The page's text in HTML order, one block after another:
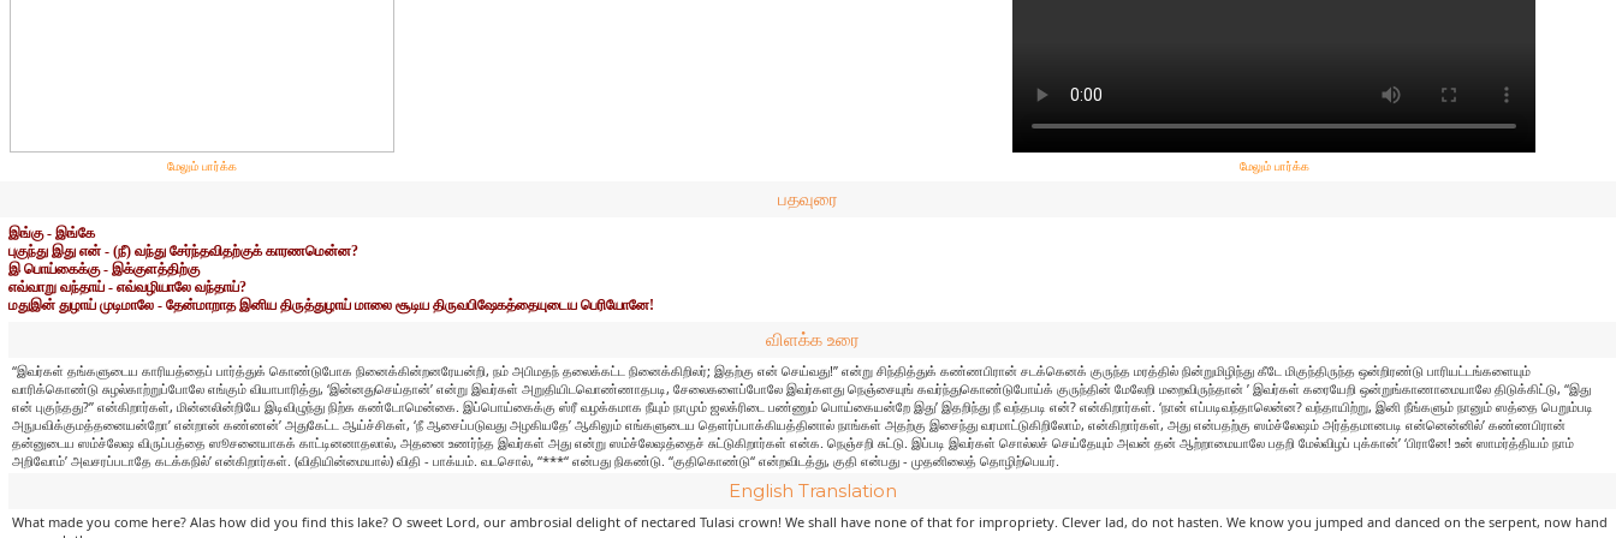
மேலும் பார்க்க மேலும் பார்க்க
பதவுரை
இங்கு - இங்கே
புகுந்து இது என் - (நீ) வந்து சேர்ந்தவிதற்குக் காரணமென்ன?
இ பொய்கைக்கு - இக்குளத்திற்கு
எவ்வாறு வந்தாய் - எவ்வழியாலே வந்தாய்?
மதுஇன் துழாய் முடிமாலே - தேன்மாறாத இனிய திருத்துழாய் மாலை சூடிய திருவபிஷேகத்தையுடைய பெரியோனே!
விளக்க உரை
“இவர்கள் தங்களுடைய காரியத்தைப் பார்த்துக் கொண்டுபோக நினைக்கின்றனரேயன்றி, நம் அபிமதந் தலைக்கட்ட நினைக்கிறிலர்; இதற்கு என் செய்வது!” என்று சிந்தித்துக் கண்ணபிரான் சடக்கெனக் குருந்த மரத்தில் நின்றுமிழிந்து கீடே மிகுந்திருந்த ஒன்றிரண்டு பாரியட்டங்களையும்
வாரிக்கொண்டு சுழல்காற்றுப்போலே எங்கும் வியாபாரித்து, ‘இன்னதுசெய்தான்’ என்று இவர்கள் அறுதியிடவொண்ணாதபடி, சேலைகளைப்போலே இவர்களது நெஞ்சையுங் கவர்ந்துகொண்டுபோய்க் குருந்தின் மேலேறி மறைவிருந்தான் ’ இவர்கள் கரையேறி ஒன்றுங்காணாமையாலே திடுக்கிட்டு, “இது
என் புகுந்தது?” என்கிறார்கள், மின்னலின்றியே இடிவிழுந்து நிற்க கண்டோமென்கை. இப்பொய்கைக்கு ஸ்ரீ வழக்கமாக நீயும் நாமும் ஜலக்ரிடை பண்ணும் பொய்கையன்றே இது’ இதறிந்து நீ வந்தபடி என்? என்கிறார்கள். ‘நான் எப்படிவந்தாலென்ன? வந்தாயிற்று, இனி நீங்களும் நானும் ஸத்தை பெறும்படி
அநுபவிக்குமத்தனையன்றோ’ என்றான் கண்ணன்’ அதுகேட்ட ஆய்ச்சிகள், ‘நீ ஆசைப்படுவது அழகியதே’ ஆகிலும் எங்களுடைய தெளர்ப்பாக்கியத்தினால் நாங்கள் அதற்கு இசைந்து வரமாட்டுகிறிலோம், என்கிறார்கள், அது என்பதற்கு ஸம்ச்லேஷம் அர்த்தமானபடி என்னென்னில்’ கண்ணபிரான்
தன்னுடைய ஸம்ச்லேஷ விருப்பத்தை ஸூசனையாகக் காட்டினனாதலால், அதனை உணர்ந்த இவர்கள் அது என்று ஸம்ச்லேஷத்தைச் சுட்டுகிறார்கள் என்க. நெஞ்சறி சுட்டு. இப்படி இவர்கள் சொல்லச் செய்தேயும் அவன் தன் ஆற்றாமையாலே பதறி மேல்விழப் புக்கான்’ ‘பிரானே! உன் ஸாமர்த்தியம் நாம்
அறிவோம்’ அவசரப்படாதே கடக்கநில்’ என்கிறார்கள். (விதியின்மையால்) விதி - பாக்யம். வடசொல், “***“ என்பது நிகண்டு. “குதிகொண்டு“ என்றவிடத்து, குதி என்பது - முதனிலைத் தொழிற்பெயர்.
English Translation
What made you come here? Alas how did you find this lake? O sweet Lord, our ambrosial delight of nectared Tulasi crown! We shall have none of that for impropriety. Clever lad, do not hasten. We know you jumped and danced on the serpent, now hand